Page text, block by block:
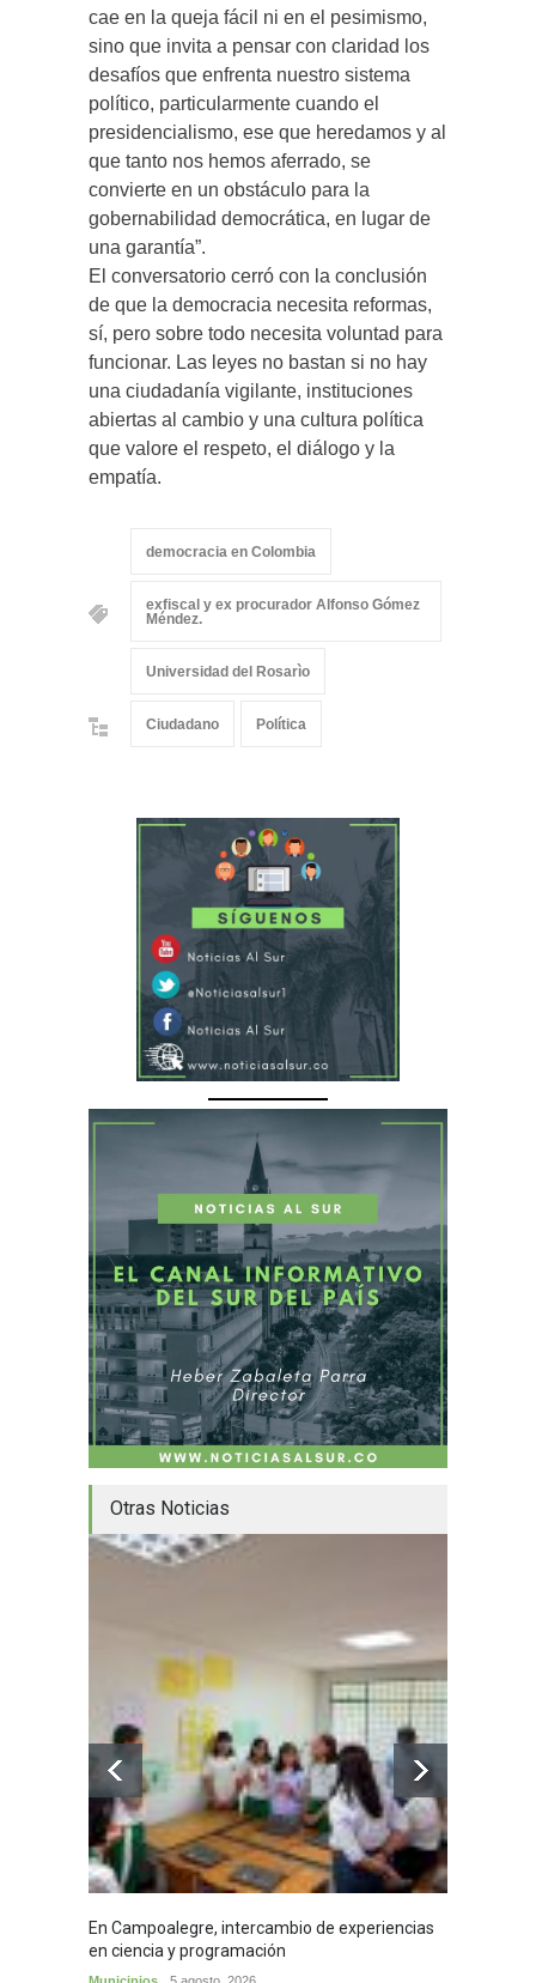
cae en la queja fácil ni en el pesimismo,
sino que invita a pensar con claridad los
desafíos que enfrenta nuestro sistema
político, particularmente cuando el
presidencialismo, ese que heredamos y al
que tanto nos hemos aferrado, se
convierte en un obstáculo para la
gobernabilidad democrática, en lugar de
una garantía”.
El conversatorio cerró con la conclusión
de que la democracia necesita reformas,
sí, pero sobre todo necesita voluntad para
funcionar. Las leyes no bastan si no hay
una ciudadanía vigilante, instituciones
abiertas al cambio y una cultura política
que valore el respeto, el diálogo y la
empatía.
democracia en Colombia
exfiscal y ex procurador Alfonso Gómez
Méndez.
Universidad del Rosarìo
Ciudadano Política
Otras Noticias
En Campoalegre, intercambio de experiencias
en ciencia y programación
Municipios 5 agosto, 2026